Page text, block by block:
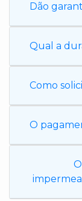
Dão
Qual a
Como
O